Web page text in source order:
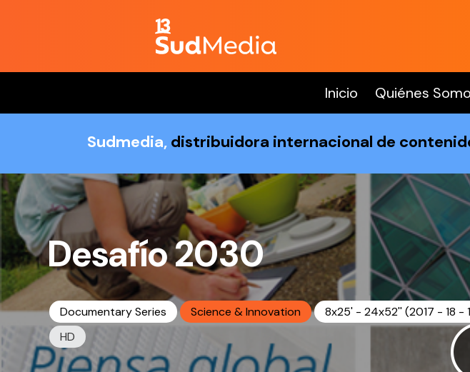
Inicio Quiénes
Sudmedia, distribuidora internacional de
Desafío 2030
Documentary Series Science & Innovation
8x25' - 24x52'' (2017 - 18 -
HD